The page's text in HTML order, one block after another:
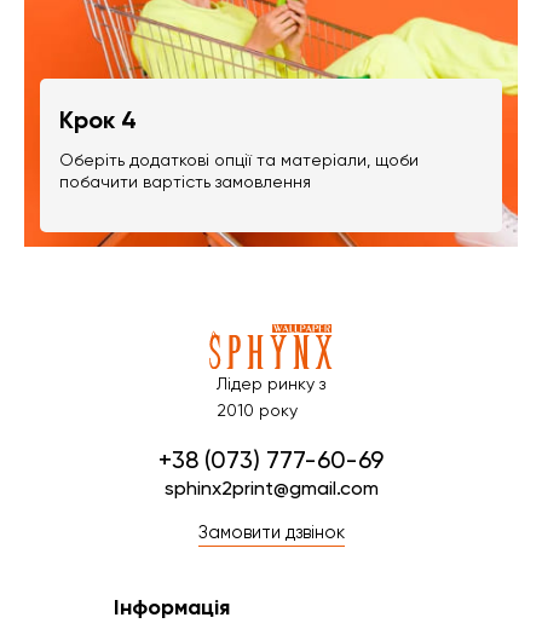
Крок 4
Оберіть додаткові опції та матеріали, щоби
побачити вартість замовлення
Лідер ринку з
2010 року
+38 (073) 777-60-69
sphinx2print@gmail.com
Замовити дзвінок
Інформація